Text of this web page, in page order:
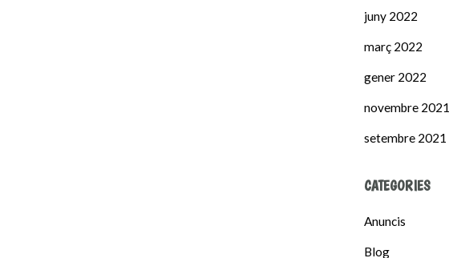
juny 2022
març 2022
gener 2022
novembre 2021
setembre 2021
CATEGORIES
Anuncis
Blog